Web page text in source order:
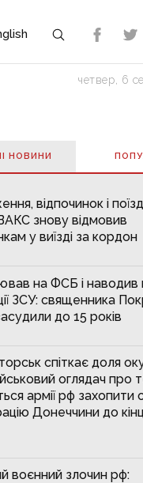
четвер, 6
НОВИНИ
відпочинок і
знову відмовив
у виїзді за кордон
на ФСБ і наводив
ЗСУ: священника
до 15 років
спіткає доля
оглядач про
армії рф захопити
Донеччини до
воєнний злочин рф: